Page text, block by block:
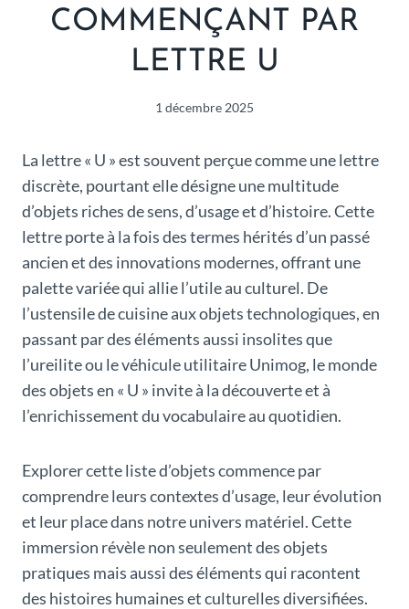
COMMENÇANT PAR
LETTRE U
1 décembre 2025
La lettre « U » est souvent perçue comme une lettre
discrète, pourtant elle désigne une multitude
d’objets riches de sens, d’usage et d’histoire. Cette
lettre porte à la fois des termes hérités d’un passé
ancien et des innovations modernes, offrant une
palette variée qui allie l’utile au culturel. De
l’ustensile de cuisine aux objets technologiques, en
passant par des éléments aussi insolites que
l’ureilite ou le véhicule utilitaire Unimog, le monde
des objets en « U » invite à la découverte et à
l’enrichissement du vocabulaire au quotidien.
Explorer cette liste d’objets commence par
comprendre leurs contextes d’usage, leur évolution
et leur place dans notre univers matériel. Cette
immersion révèle non seulement des objets
pratiques mais aussi des éléments qui racontent
des histoires humaines et culturelles diversifiées.